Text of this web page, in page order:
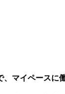
マイペースに